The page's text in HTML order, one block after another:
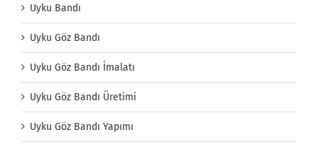
Uyku Bandı
Uyku Göz Bandı
Uyku Göz Bandı İmalatı
Uyku Göz Bandı Üretimi
Uyku Göz Bandı Yapımı